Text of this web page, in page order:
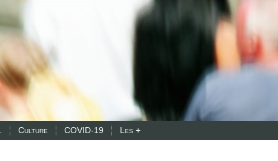
Culture COVID-19 Les +